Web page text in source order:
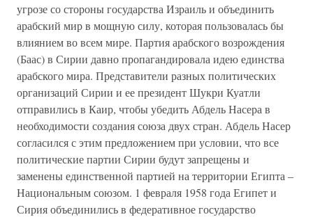
угрозе со стороны государства Израиль и объединить
арабский мир в мощную силу, которая пользовалась бы
влиянием во всем мире. Партия арабского возрождения
(Баас) в Сирии давно пропагандировала идею единства
арабского мира. Представители разных политических
организаций Сирии и ее президент Шукри Куатли
отправились в Каир, чтобы убедить Абдель Насера в
необходимости создания союза двух стран. Абдель Насер
согласился с этим предложением при условии, что все
политические партии Сирии будут запрещены и
заменены единственной партией на территории Египта –
Национальным союзом. 1 февраля 1958 года Египет и
Сирия объединились в федеративное государство